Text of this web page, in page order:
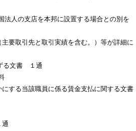
人の支店を本邦に設置する場合との別を
要取引先と取引実績を含む。）等が詳細に
る文書 １通
する当該職員に係る賃金支払に関する文書
通